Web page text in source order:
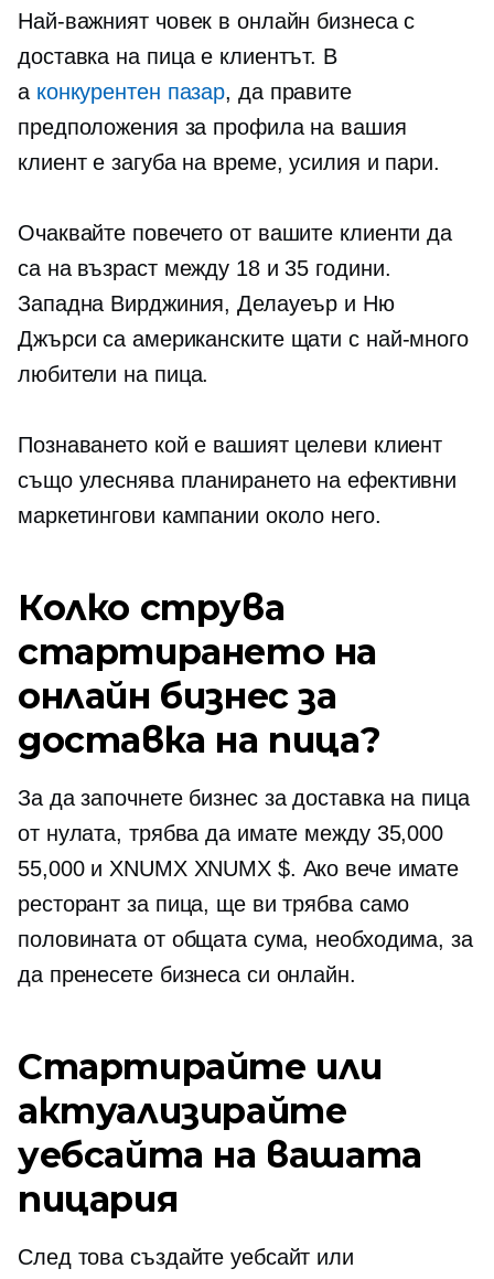
Най-важният човек в онлайн бизнеса с
доставка на пица е клиентът. В
а конкурентен пазар, да правите
предположения за профила на вашия
клиент е загуба на време, усилия и пари.
Очаквайте повечето от вашите клиенти да
са на възраст между 18 и 35 години.
Западна Вирджиния, Делауеър и Ню
Джърси са американските щати с най-много
любители на пица.
Познаването кой е вашият целеви клиент
също улеснява планирането на ефективни
маркетингови кампании около него.
Колко струва
стартирането на
онлайн бизнес за
доставка на пица?
За да започнете бизнес за доставка на пица
от нулата, трябва да имате между 35,000
55,000 и XNUMX XNUMX $. Ако вече имате
ресторант за пица, ще ви трябва само
половината от общата сума, необходима, за
да пренесете бизнеса си онлайн.
Стартирайте или
актуализирайте
уебсайта на вашата
пицария
След това създайте уебсайт или